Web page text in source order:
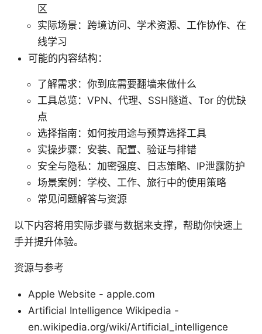
区
实际场景：跨境访问、学术资源、工作协作、在
线学习
可能的内容结构：
了解需求：你到底需要翻墙来做什么
工具总览：VPN、代理、SSH隧道、Tor 的优缺
点
选择指南：如何按用途与预算选择工具
实操步骤：安装、配置、验证与排错
安全与隐私：加密强度、日志策略、IP泄露防护
场景案例：学校、工作、旅行中的使用策略
常见问题解答与资源
以下内容将用实际步骤与数据来支撑，帮助你快速上
手并提升体验。
资源与参考
Apple Website - apple.com
Artificial Intelligence Wikipedia -
en.wikipedia.org/wiki/Artificial_intelligence